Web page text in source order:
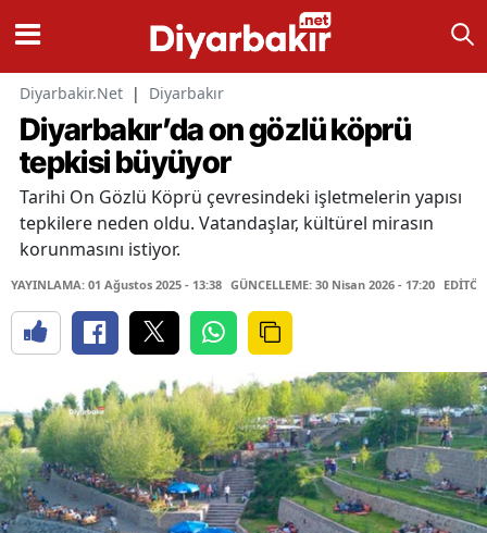
Diyarbakir.Net | Diyarbakır
Diyarbakır’da on gözlü köprü
tepkisi büyüyor
Tarihi On Gözlü Köprü çevresindeki işletmelerin yapısı
tepkilere neden oldu. Vatandaşlar, kültürel mirasın
korunmasını istiyor.
YAYINLAMA: 01 Ağustos 2025 - 13:38 GÜNCELLEME: 30 Nisan 2026 - 17:20